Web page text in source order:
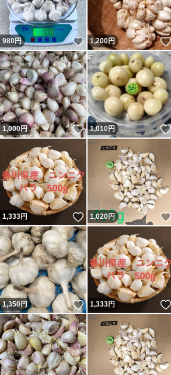
980円 いいね！
1,200円
1,000円 いいね！
1,010円
1,333円 いいね！
1,020円
1,350円 いいね！
1,333円